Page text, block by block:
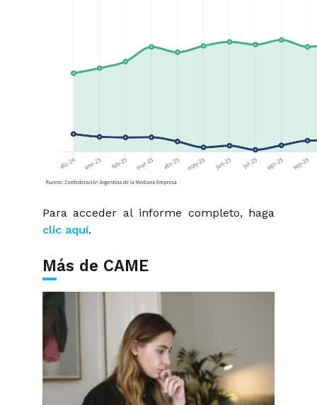
Para acceder al informe completo, haga
clic aquí.
Más de CAME